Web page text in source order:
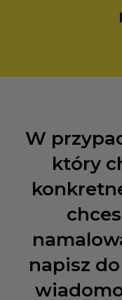
W
który
napisz